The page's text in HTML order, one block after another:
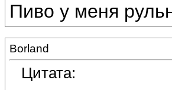
Пиво у меня
Borland
Цитата: